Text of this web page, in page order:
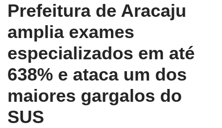
Prefeitura de Aracaju
amplia exames
especializados em até
638% e ataca um dos
maiores gargalos do
SUS